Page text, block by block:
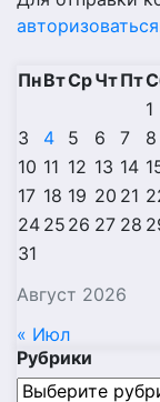
авторизоваться
Август 2026
ПнВтСрЧтПт
1
3
4 5 6 7 8
10 11 12 13 14
17 18 19 20 21
24 25 26 27 28
31
« Июл
Рубрики
Рубрики